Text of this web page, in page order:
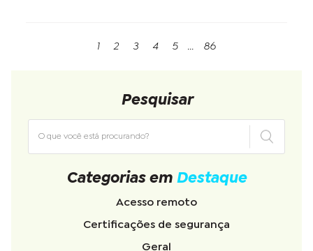
1 2 3 4 5 86
Pesquisar
Categorias em Destaque
Acesso remoto
Certificações de segurança
Geral